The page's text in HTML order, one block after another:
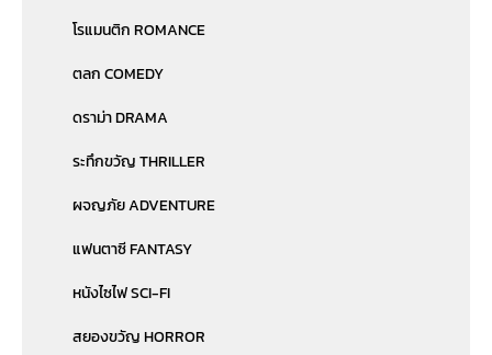
โรแมนติก ROMANCE
ตลก COMEDY
ดราม่า DRAMA
ระทึกขวัญ THRILLER
ผจญภัย ADVENTURE
แฟนตาซี FANTASY
หนังไซไฟ SCI-FI
สยองขวัญ HORROR